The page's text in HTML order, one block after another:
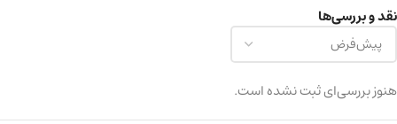
نقد و بررسی‌ها
هنوز بررسی‌ای ثبت نشده است.